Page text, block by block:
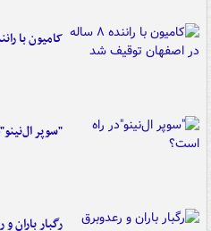
کامیون با راننده ۸ ساله در اصفهان
"سوپر
رگبار باران